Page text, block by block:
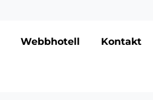
Webbhotell Kontakt